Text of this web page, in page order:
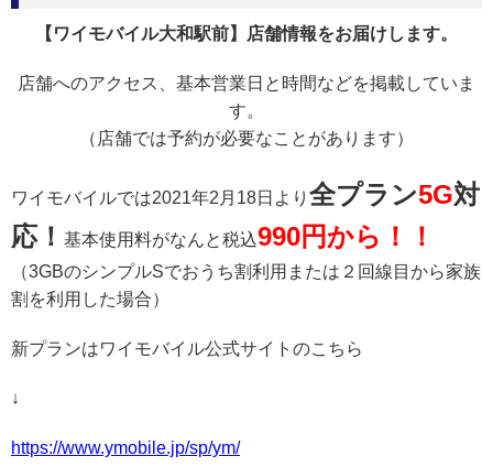
【ワイモバイル大和駅前】店舗情報をお届けします。
店舗へのアクセス、基本営業日と時間などを掲載していま
す。
（店舗では予約が必要なことがあります）
ワイモバイルでは2021年2月18日より 全プラン5G対
応！ 基本使用料がなんと税込990円から！！
（3GBのシンプルSでおうち割利用または２回線目から家族
割を利用した場合）
新プランはワイモバイル公式サイトのこちら
↓
https://www.ymobile.jp/sp/ym/